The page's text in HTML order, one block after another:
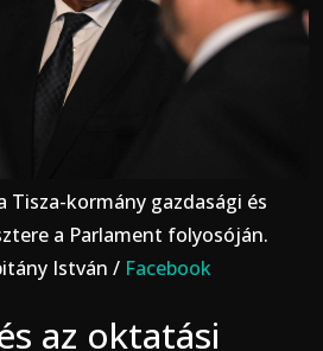
Tisza-kormány gazdasági és
a Parlament folyosóján.
István / Facebook
az oktatási